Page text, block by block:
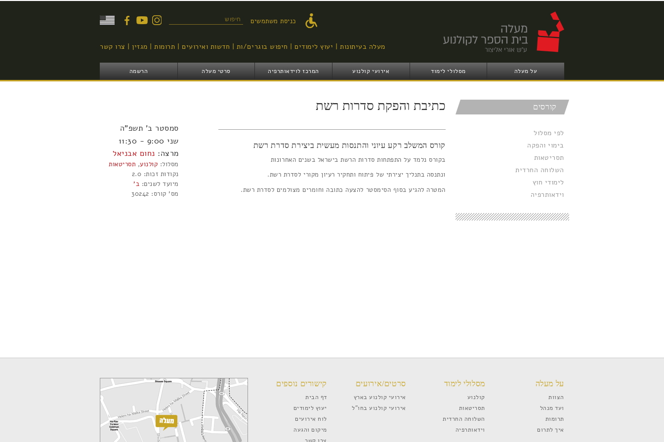
העיקרי
טופס חיפוש כניסת משתמשים
מעלה בעיתונות יעוץ לימודים חיפוש בוגרים/ות חדשות ואירועים תרומות מגזין צרו קשר
על מעלה מסלולי לימוד אירועי קולנוע המרכז לוידאותרפיה סרטי מעלה הרשמה
קורסים
לפי מסלול
בימוי והפקה
תסריטאות
השלוחה החרדית
לימודי חוץ
וידאותרפיה
כתיבת והפקת סדרות רשת
קורס המשלב רקע עיוני והתנסות מעשית ביצירת סדרת רשת
בקורס נלמד על התפתחות סדרות הרשת בישראל בשנים האחרונות
ונתנסה בתנליך יצירתי של פיתוח ותחקיר רעיון מקורי לסדרת רשת.
המטרה להגיע בסוף הסימסטר להצעה כתובה וחומרים מצולמים לסדרת רשת.
סמסטר ב' תשפ"ה
שני 9:00 - 11:30
מרצה: נחום אבניאל
מסלול: קולנוע, תסריטאות
נקודות זכות: 2.0
מיועד לשנים: ב'
מס' קורס: 30242
על מעלה
הצוות
ועד מנהל
תרומות
איך לתרום
מסלולי לימוד
קולנוע
תסריטאות
השלוחה החרדית
וידאותרפיה
סרטים/אירועים
אירועי קולנוע בארץ
אירועי קולנוע בחו”ל
קישורים נוספים
דף הבית
יעוץ לימודים
לוח אירועים
מיקום והגעה
צרו קשר